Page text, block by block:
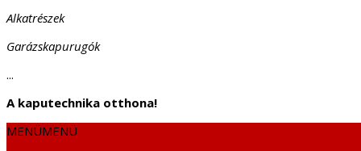
Alkatrészek
Garázskapurugók
...
A kaputechnika otthona!
MENÜMENÜ